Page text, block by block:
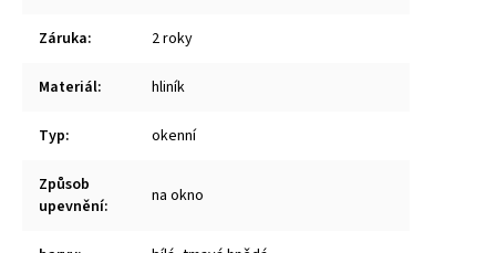
Záruka: 2 roky
Materiál: hliník
Typ: okenní
Způsob
upevnění: na okno